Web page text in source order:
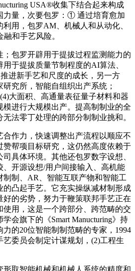
USA®收集下结合起来构成
力量，次要包罗：① 通过培育愈加
用，包罗AM、机械人和从动化、
和手艺风险。
包罗开辟用于提拔过程监测能力的
于提拔质量节制程度的AI算法、
进新手艺和尺度的成长，另一方
研究所，智能自组织出产系统；
大面积、高通量表征量子材料和器
进行大规模出产。提高制制业的全
法零丁处理的跨部分制制业挑和。
作力，快速调整出产流程以顺应不
赞帮项目标研究，这仍然高度依赖于
具体环境。其他还包罗数字设想、
、开源设想/用户间接输入、高机能
制制、AR、智能互联产物和智能工
的凸起手艺。它充实操纵减材制形成
的劣势，努力于鞭策联邦手艺正在
使用，这是一个跨部分、跨范畴的交
会旗下的《Smart Manucturing》持
的20位智能制制范畴的专家，1994
委员会制定计谋规划，(2)工程生